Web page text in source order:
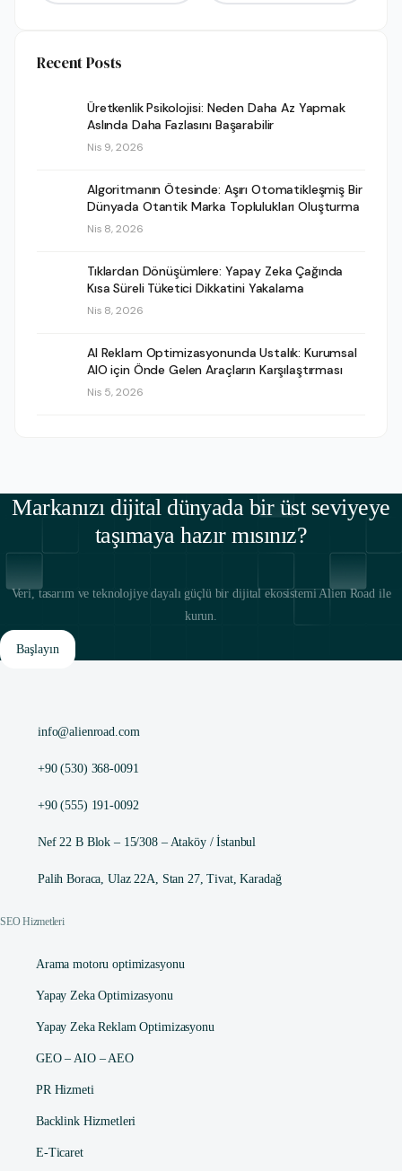
Recent Posts
Üretkenlik Psikolojisi: Neden Daha Az Yapmak
Aslında Daha Fazlasını Başarabilir
Nis 9, 2026
Algoritmanın Ötesinde: Aşırı Otomatikleşmiş Bir
Dünyada Otantik Marka Toplulukları Oluşturma
Nis 8, 2026
Tıklardan Dönüşümlere: Yapay Zeka Çağında
Kısa Süreli Tüketici Dikkatini Yakalama
Nis 8, 2026
AI Reklam Optimizasyonunda Ustalık: Kurumsal
AIO için Önde Gelen Araçların Karşılaştırması
Nis 5, 2026
Markanızı dijital dünyada bir üst seviyeye
taşımaya hazır mısınız?
Veri, tasarım ve teknolojiye dayalı güçlü bir dijital ekosistemi Alien Road ile
kurun.
Başlayın
info@alienroad.com
+90 (530) 368-0091
+90 (555) 191-0092
Nef 22 B Blok – 15/308 – Ataköy / İstanbul
Palih Boraca, Ulaz 22A, Stan 27, Tivat, Karadağ
SEO Hizmetleri
Arama motoru optimizasyonu
Yapay Zeka Optimizasyonu
Yapay Zeka Reklam Optimizasyonu
GEO – AIO – AEO
PR Hizmeti
Backlink Hizmetleri
E-Ticaret